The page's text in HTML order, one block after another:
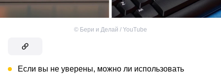
© Бери и Делай / YouTube
Если вы не уверены, можно ли использовать